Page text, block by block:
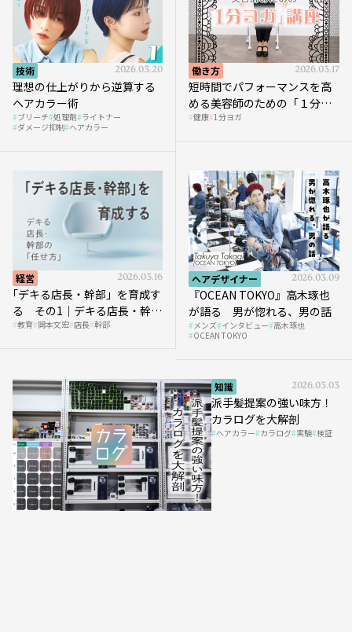
技術 2026.03.20
理想の仕上がりから逆算する
ヘアカラー術
ブリーチ 処理剤 ライトナー
ダメージ抑制 ヘアカラー
働き方 2026.03.17
短時間でパフォーマンスを高
める美容師のための「１分ヨ
ガ」講座｜実践編
健康 1分ヨガ
経営 2026.03.16
｢デキる店長・幹部」を育成す
る その1｜デキる店長・幹部
の「任せ方」
教育 岡本文宏 店長 幹部
ヘアデザイナー 2026.03.09
『OCEAN TOKYO』高木琢也
が語る 男が惚れる、男の話
メンズ インタビュー 高木琢也
OCEAN TOKYO
知識 2026.03.03
派手髪提案の強い味方！
カラログを大解剖
ヘアカラー カラログ 実験 検証